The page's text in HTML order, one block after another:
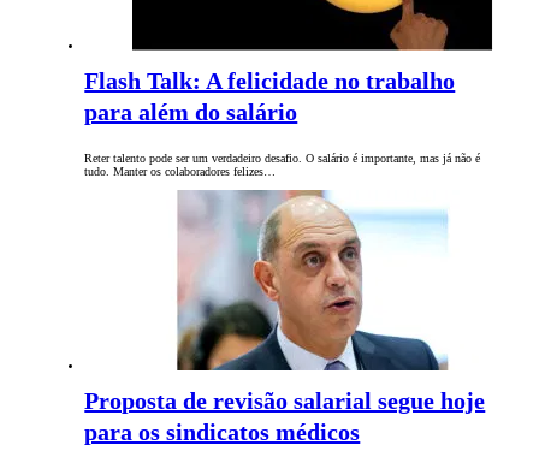
Flash Talk: A felicidade no trabalho
para além do salário
Reter talento pode ser um verdadeiro desafio. O salário é importante, mas já não é
tudo. Manter os colaboradores felizes…
Proposta de revisão salarial segue hoje
para os sindicatos médicos